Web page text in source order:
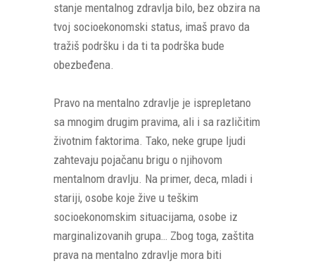
stanje mentalnog zdravlja bilo, bez obzira na
tvoj socioekonomski status, imaš pravo da
tražiš podršku i da ti ta podrška bude
obezbeđena.
Pravo na mentalno zdravlje je isprepletano
sa mnogim drugim pravima, ali i sa različitim
životnim faktorima. Tako, neke grupe ljudi
zahtevaju pojačanu brigu o njihovom
mentalnom dravlju. Na primer, deca, mladi i
stariji, osobe koje žive u teškim
socioekonomskim situacijama, osobe iz
marginalizovanih grupa… Zbog toga, zaštita
prava na mentalno zdravlje mora biti